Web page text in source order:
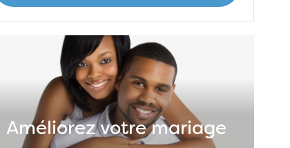
Améliorez votre mariage